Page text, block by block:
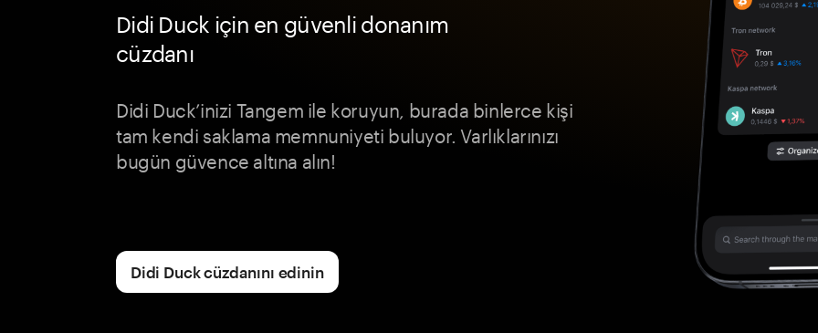
Didi Duck için en güvenli donanım
cüzdanı
Didi Duck’inizi Tangem ile koruyun, burada binlerce kişi
tam kendi saklama memnuniyeti buluyor. Varlıklarınızı
bugün güvence altına alın!
Didi Duck cüzdanını edinin